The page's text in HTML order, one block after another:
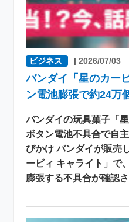
ビジネス |2026/07/03
バンダイ「星のカー
ン電池膨張で約24万
バンダイの玩具菓子「
ボタン電池不具合で自
びかけ バンダイが販売
ービィ キャライト」で
膨張する不具合が確認